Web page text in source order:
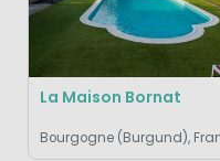
La Maison Bornat